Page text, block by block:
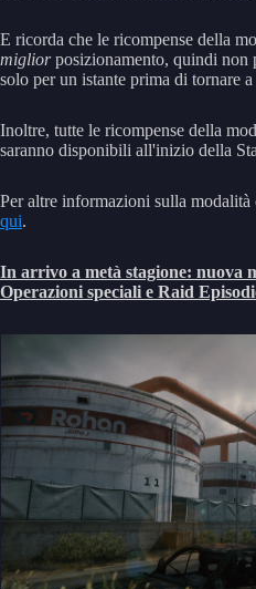
E ricorda che le ricompense della
migliorposizionamento, quindi non
solo per un istante prima di tornare
Inoltre, tutte le ricompense della
saranno disponibili all'inizio della
Per altre informazioni sulla modalità
qui.
In arrivo a metà stagione: nuova
Operazioni speciali e Raid